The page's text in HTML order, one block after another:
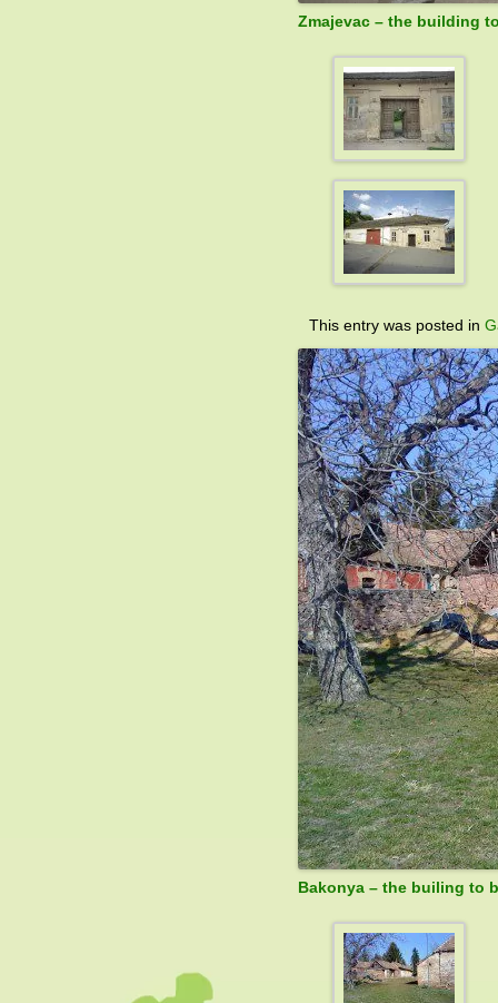
Zmajevac – the building
This entry was posted in
Bakonya – the builing to